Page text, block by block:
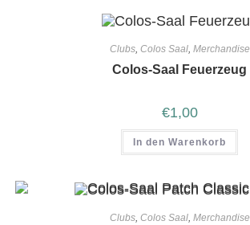
Clubs, Colos Saal, Merchandise
Colos-Saal Feuerzeug
€1,00
In den Warenkorb
Clubs, Colos Saal, Merchandise